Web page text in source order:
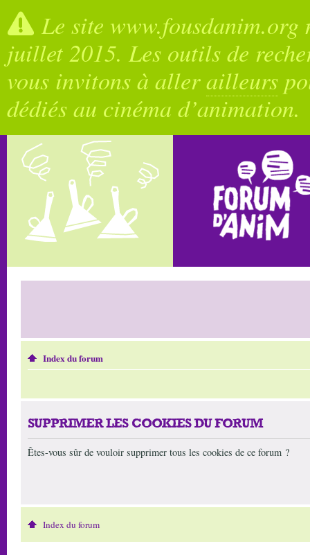
Le site
juillet 2015. Les outils de
vous invitons à allerailleurs
dédiés au cinéma d’animation.
Index du forum
SUPPRIMER LES COOKIES DU FORUM
Êtes-vous sûr de vouloir supprimer tous les cookies de ce forum ?
Index du forum